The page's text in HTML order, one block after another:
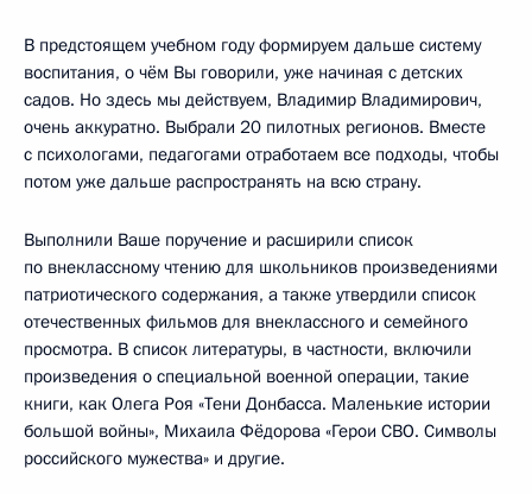
В предстоящем учебном году формируем дальше систему
воспитания, о чём Вы говорили, уже начиная с детских
садов. Но здесь мы действуем, Владимир Владимирович,
очень аккуратно. Выбрали 20 пилотных регионов. Вместе
с психологами, педагогами отработаем все подходы, чтобы
потом уже дальше распространять на всю страну.
Выполнили Ваше поручение и расширили список
по внеклассному чтению для школьников произведениями
патриотического содержания, а также утвердили список
отечественных фильмов для внеклассного и семейного
просмотра. В список литературы, в частности, включили
произведения о специальной военной операции, такие
книги, как Олега Роя «Тени Донбасса. Маленькие истории
большой войны», Михаила Фёдорова «Герои СВО. Символы
российского мужества» и другие.